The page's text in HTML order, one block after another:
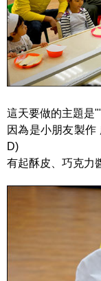
這天要做的主題是
因為是小朋友製
D)
有起酥皮、巧克力